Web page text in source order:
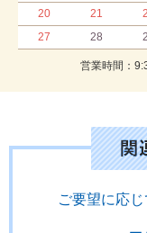
20
21
27
28
営業時間：
ご要望に応